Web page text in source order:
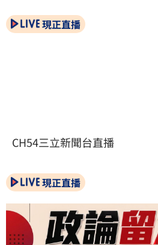
現正直播
CH54三立新聞台直播
現正直播